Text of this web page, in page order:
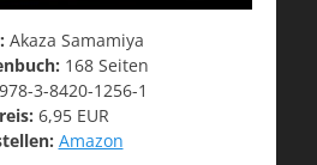
Akaza Samamiya
168 Seiten
978-3-8420-1256-1
6,95 EUR
Amazon